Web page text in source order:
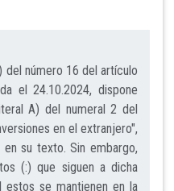
número 16 del artículo
el 24.10.2024, dispone
A) del numeral 2 del
en el extranjero",
su texto. Sin embargo,
(:) que siguen a dicha
estos se mantienen en la